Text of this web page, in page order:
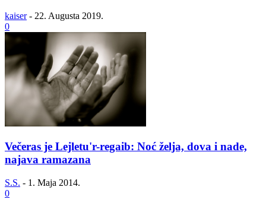
kaiser - 22. Augusta 2019.
0
Večeras je Lejletu'r-regaib: Noć želja, dova i nade,
najava ramazana
S.S. - 1. Maja 2014.
0